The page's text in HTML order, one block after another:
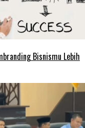
Bisnismu Lebih